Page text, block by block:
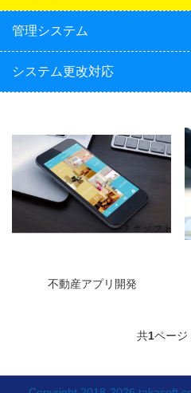
管理システム
システム更改対応
不動産アプリ開発
共1ページ